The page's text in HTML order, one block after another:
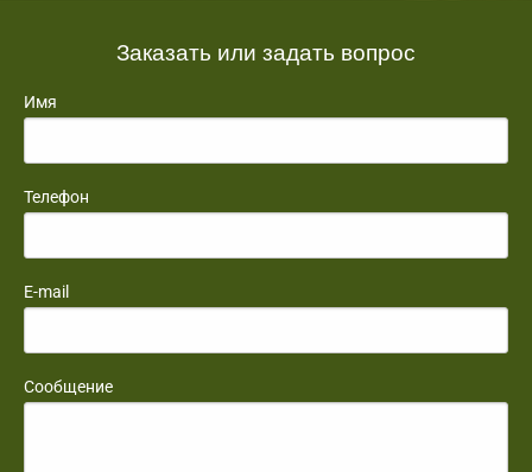
Заказать или задать вопрос
Имя
Телефон
E-mail
Сообщение